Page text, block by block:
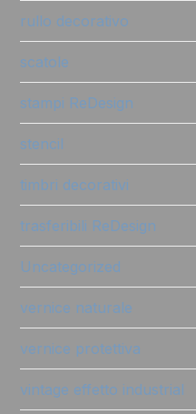
rullo decorativo
scatole
stampi ReDesign
stencil
timbri decorativi
trasferibili ReDesign
Uncategorized
vernice naturale
vernice protettiva
vintage effetto industrial